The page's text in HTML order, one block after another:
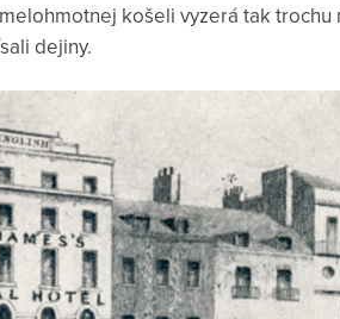
košeli vyzerá tak trochu
dejiny.